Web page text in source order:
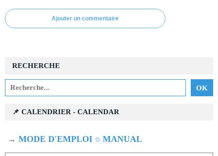
Ajouter un commentaire
RECHERCHE
📌 CALENDRIER - CALENDAR
→ MODE D'EMPLOI ○ MANUAL